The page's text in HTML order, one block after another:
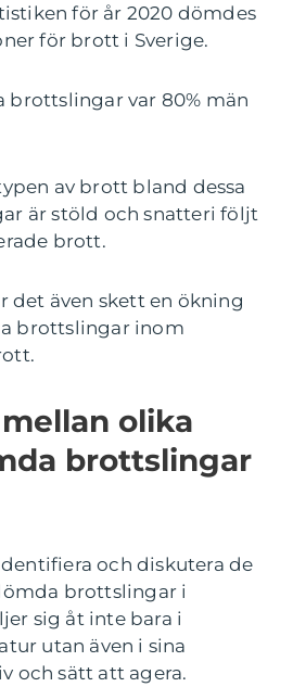
för år 2020 dömdes
för brott i Sverige.
brottslingar var 80% män
av brott bland dessa
är stöld och snatteri följt
brott.
det även skett en ökning
brottslingar inom
olika
brottslingar
och diskutera de
brottslingar i
sig åt inte bara i
utan även i sina
och sätt att agera.